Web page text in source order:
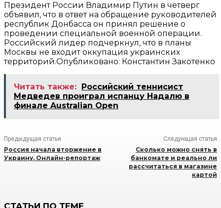
Президент России Владимир Путин в четверг
объявил, что в ответ на обращение руководителей
республик Донбасса он принял решение о
проведении специальной военной операции.
Российский лидер подчеркнул, что в планы
Москвы не входит оккупация украинских
территорий.Опубликовано: Константин Закотенко
Читать также: Российский теннисист
Медведев проиграл испанцу Надалю в
финале Australian Open
Предыдущая статья
Россия начала вторжение в
Украину. Онлайн-репортаж
Следующая статья
Сколько можно снять в
банкомате и реально ли
рассчитаться в магазине
картой